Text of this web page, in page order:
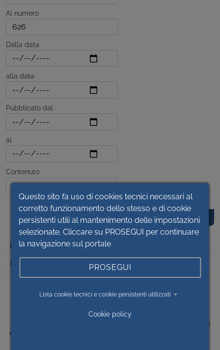
Al numero
Dalla data
alla data
Pubblicato dal
al
Contenuto
DET
PNRR – M6 C1 INVESTIMENTO 1 1 – CASA DELLA
DETERMINA A CONTRARRE AFFIDAMENTO DIRETTO
PROGETTO ESECUTIVO LOTTO 1) OP2022/2 – DRONERO
(CN) - CUP I69J21017600006 - CIG B094AA4C38 - LOTTO 2)
Questo sito fa uso di cookies tecnici necessari al
corretto funzionamento dello stesso e di cookie
persistenti utili al mantenimento delle impostazioni
selezionate. Cliccare su PROSEGUI per continuare
la navigazione sul portale
PROSEGUI
Lista cookie tecnici e cookie persistenti utilizzati
Cookie policy